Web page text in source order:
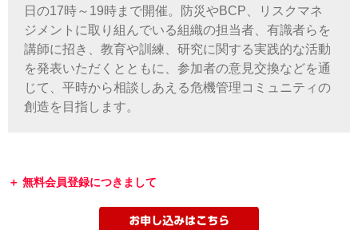
日の17時～19時まで開催。防災やBCP、リスクマネ
ジメントに取り組んでいる組織の担当者、有識者らを
講師に招き、教育や訓練、研究に関する実践的な活動
を発表いただくとともに、参加者の意見交換などを通
じて、平時から相談しあえる危機管理コミュニティの
創造を目指します。
無料会員登録につきまして